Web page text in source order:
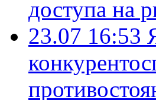
доступа на
23.07 16:53